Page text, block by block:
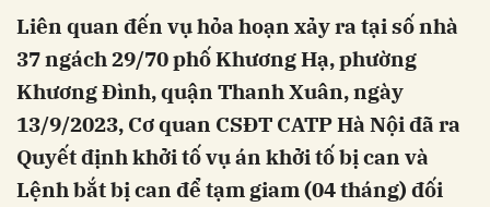
Liên quan đến vụ hỏa hoạn xảy ra tại số nhà
37 ngách 29/70 phố Khương Hạ, phường
Khương Đình, quận Thanh Xuân, ngày
13/9/2023, Cơ quan CSĐT CATP Hà Nội đã ra
Quyết định khởi tố vụ án khởi tố bị can và
Lệnh bắt bị can để tạm giam (04 tháng) đối